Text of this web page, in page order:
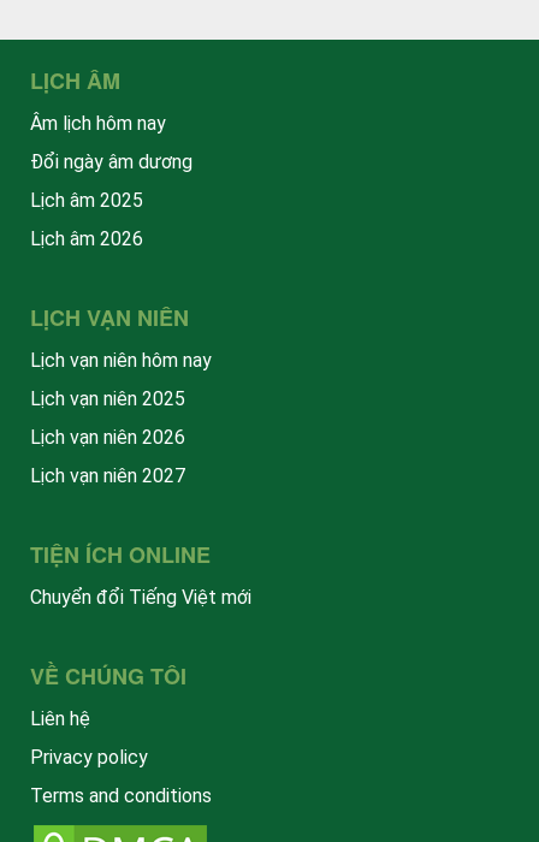
LỊCH ÂM
Âm lịch hôm nay
Đổi ngày âm dương
Lịch âm 2025
Lịch âm 2026
LỊCH VẠN NIÊN
Lịch vạn niên hôm nay
Lịch vạn niên 2025
Lịch vạn niên 2026
Lịch vạn niên 2027
TIỆN ÍCH ONLINE
Chuyển đổi Tiếng Việt mới
VỀ CHÚNG TÔI
Liên hệ
Privacy policy
Terms and conditions